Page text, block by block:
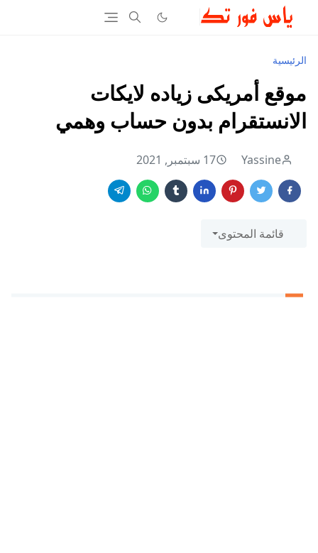
الرئيسية
موقع أمريكى زياده لايكات
الانستقرام بدون حساب وهمي
Yassine 17 سبتمبر, 2021
قائمة المحتوى